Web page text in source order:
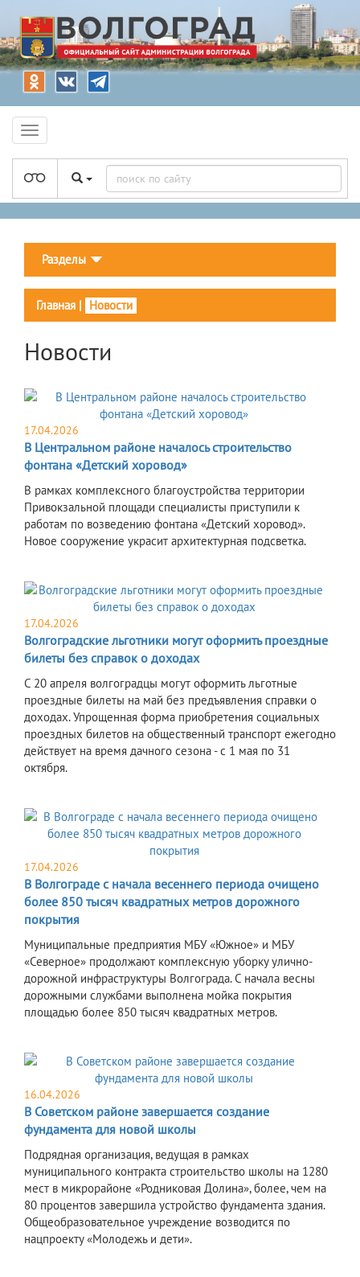
Разделы
Главная | Новости
Новости
17.04.2026
В Центральном районе началось строительство
фонтана «Детский хоровод»
В рамках комплексного благоустройства территории
Привокзальной площади специалисты приступили к
работам по возведению фонтана «Детский хоровод».
Новое сооружение украсит архитектурная подсветка.
17.04.2026
Волгоградские льготники могут оформить проездные
билеты без справок о доходах
С 20 апреля волгоградцы могут оформить льготные
проездные билеты на май без предъявления справки о
доходах. Упрощенная форма приобретения социальных
проездных билетов на общественный транспорт ежегодно
действует на время дачного сезона - с 1 мая по 31
октября.
17.04.2026
В Волгограде с начала весеннего периода очищено
более 850 тысяч квадратных метров дорожного
покрытия
Муниципальные предприятия МБУ «Южное» и МБУ
«Северное» продолжают комплексную уборку улично-
дорожной инфраструктуры Волгограда. С начала весны
дорожными службами выполнена мойка покрытия
площадью более 850 тысяч квадратных метров.
16.04.2026
В Советском районе завершается создание
фундамента для новой школы
Подрядная организация, ведущая в рамках
муниципального контракта строительство школы на 1280
мест в микрорайоне «Родниковая Долина», более, чем на
80 процентов завершила устройство фундамента здания.
Общеобразовательное учреждение возводится по
нацпроекту «Молодежь и дети».